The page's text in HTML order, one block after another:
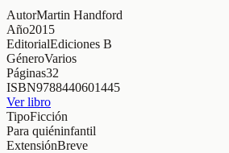
AutorMartin Handford
Año2015
EditorialEdiciones B
GéneroVarios
Páginas32
ISBN9788440601445
Ver libro
TipoFicción
Para quiéninfantil
ExtensiónBreve